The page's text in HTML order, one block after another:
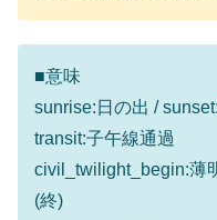
■意味
sunrise:日の出 /
transit:子午線通過
civil_twilight_begin:薄
(終)